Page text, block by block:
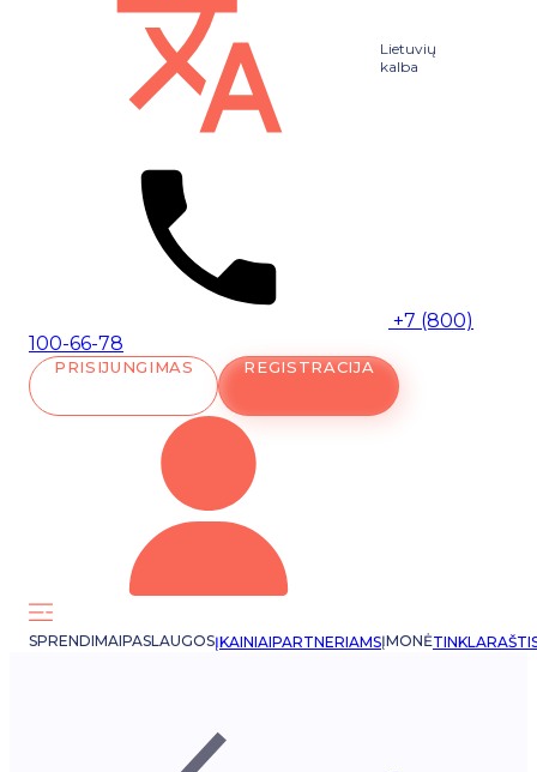
Lietuvių
kalba
+7 (800)
100-66-78
PRISIJUNGIMAS REGISTRACIJA
SPRENDIMAIPASLAUGOSĮKAINIAIPARTNERIAMSĮMONĖ